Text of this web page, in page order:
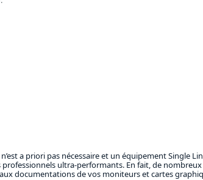
a priori pas nécessaire et un équipement Single
ultra-performants. En fait, de
documentations de vos moniteurs et cartes